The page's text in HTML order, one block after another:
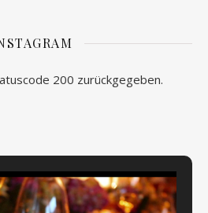
200 zurückgegeben.